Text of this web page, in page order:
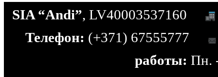
SIA “Andi”, LV40003537160
Телефон: (+371) 67555777
работы: Пн.